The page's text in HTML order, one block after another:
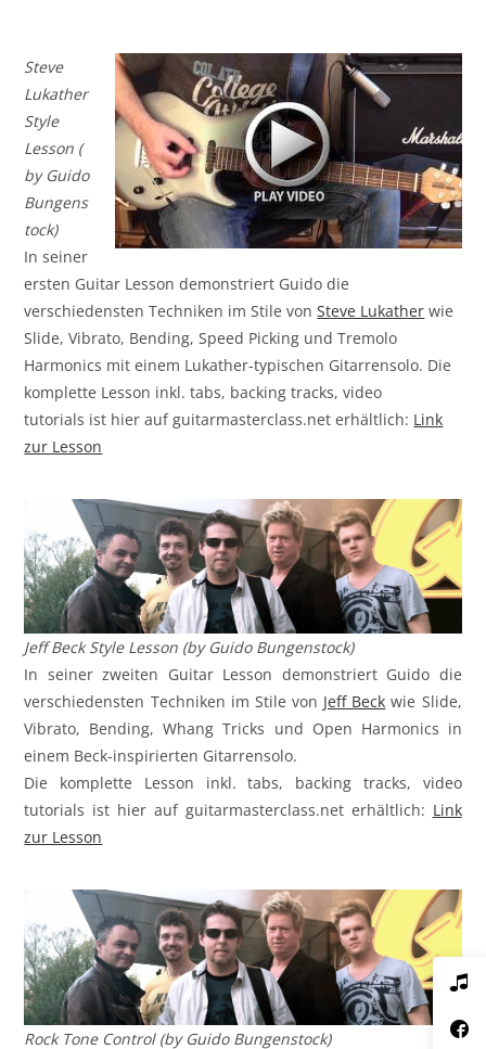
Steve
Lukather
Style
Lesson (
by Guido
Bungens
tock)
In seiner
ersten Guitar Lesson demonstriert Guido die
verschiedensten Techniken im Stile vonSteve Lukather wie
Slide, Vibrato, Bending, Speed Picking und Tremolo
Harmonics mit einem Lukather-typischen Gitarrensolo. Die
komplette Lesson inkl. tabs, backing tracks, video
tutorials ist hier auf guitarmasterclass.net erhältlich: Link
zur Lesson
Jeff Beck Style Lesson (by Guido Bungenstock)
In seiner zweiten Guitar Lesson demonstriert Guido die
verschiedensten Techniken im Stile von Jeff Beck wie Slide,
Vibrato, Bending, Whang Tricks und Open Harmonics in
einem Beck-inspirierten Gitarrensolo.
Die komplette Lesson inkl. tabs, backing tracks, video
tutorials ist hier auf guitarmasterclass.net erhältlich: Link
zur Lesson
Rock Tone Control (by Guido Bungenstock)